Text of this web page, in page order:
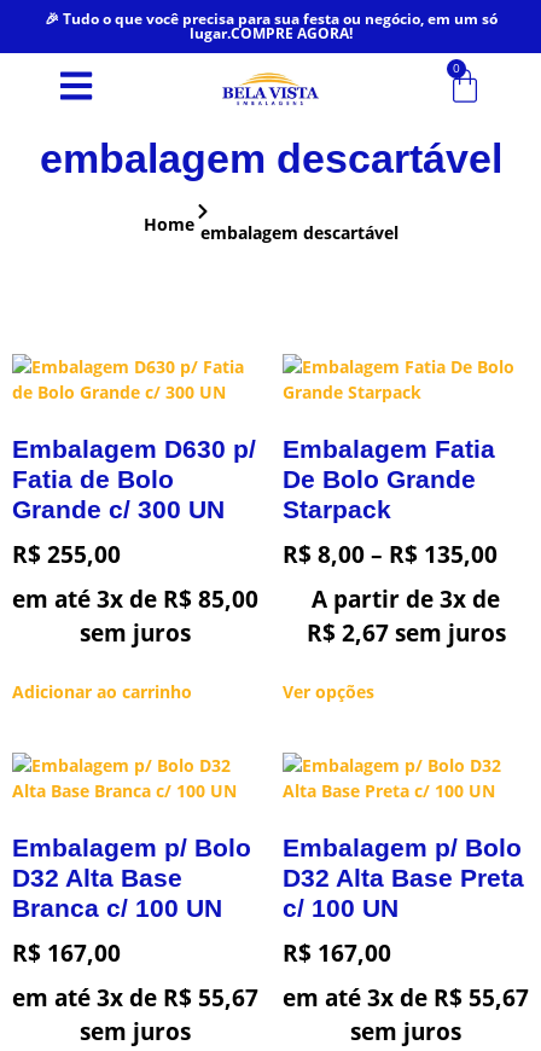
🎉 Tudo o que você precisa para sua festa ou negócio, em um só
lugar.COMPRE AGORA!
0
embalagem descartável
Home embalagem descartável
Embalagem D630 p/
Fatia de Bolo
Grande c/ 300 UN
R$255,00
em até 3x de R$85,00
sem juros
Adicionar ao carrinho
Embalagem Fatia
De Bolo Grande
Starpack
R$8,00– R$ 135,00
A partir de 3x de
R$2,67 sem juros
Ver opções
Embalagem p/ Bolo
D32 Alta Base
Branca c/ 100 UN
R$ 167,00
em até 3x de R$ 55,67
sem juros
Embalagem p/ Bolo
D32 Alta Base Preta
c/ 100 UN
R$ 167,00
em até 3x de R$ 55,67
sem juros